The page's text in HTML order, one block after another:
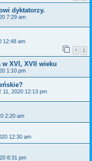
dyktatorzy.
7:29 am
12:48 am
1 2
w XVI, XVII wieku
1:10 pm
11, 2020 12:13 pm
2:20 am
12:30 am
8:31 pm